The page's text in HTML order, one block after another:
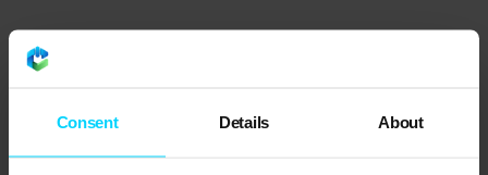
Consent Details About